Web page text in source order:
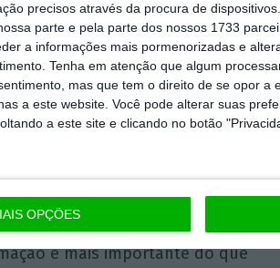
precisos através da procura de
parte e pela parte dos nossos 1733
a informações mais pormenorizadas e
Tenha em atenção que algum
mas que tem o direito de se opor a
a este website. Você pode alterar suas
a este site e clicando no botão
OPÇÕES
a capacidade formativa das
https://eco.sapo.pt/2023/09/06/governo-alerta-que-portugal-vai-precisar-de-mais-de-30-000-professores-ate-2030/
Premium
é mais importante do que